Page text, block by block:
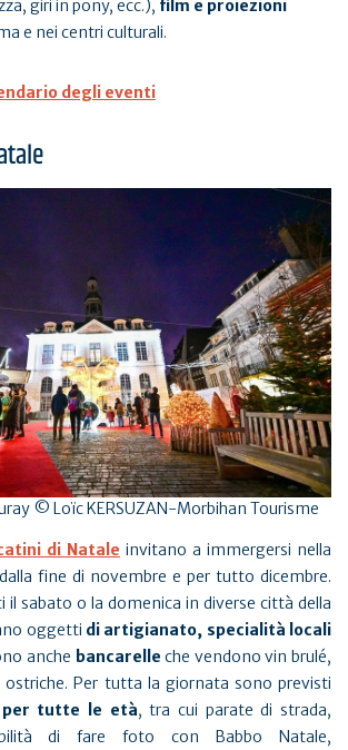
giri in pony, ecc.), film e proiezioni
e nei centri culturali.
degli eventi
© Loïc KERSUZAN-Morbihan Tourisme
di Natale invitano a immergersi nella
fine di novembre e per tutto dicembre.
il sabato o la domenica in diverse città della
oggetti di artigianato, specialità locali
anche bancarelle che vendono vin brulé,
ostriche. Per tutta la giornata sono previsti
tutte le età, tra cui parate di strada,
di fare foto con Babbo Natale,